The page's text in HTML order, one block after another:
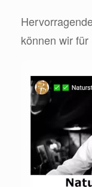
können wir für